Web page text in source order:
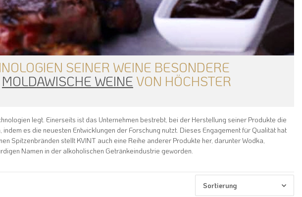
SEINER WEINE BESONDERE
MOLDAWISCHE WEINE VON HÖCHSTER
legt. Einerseits ist das Unternehmen bestrebt, bei der Herstellung seiner Produkte die
es die neuesten Entwicklungen der Forschung nutzt. Dieses Engagement für Qualität hat
Spitzenbränden stellt KVINT auch eine Reihe anderer Produkte her, darunter Wodka,
Namen in der alkoholischen Getränkeindustrie geworden.
Sortierung